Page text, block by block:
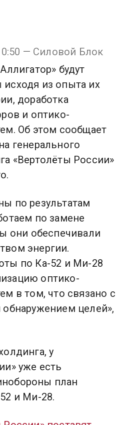
— Силовой Блок
будут
из опыта их
доработка
и оптико-
Об этом сообщает
генерального
«Вертолёты России»
по результатам
по замене
они обеспечивали
энергии.
по Ка-52 и Ми-28
оптико-
в том, что связано с
целей»,
у
уже есть
план
и Ми-28.